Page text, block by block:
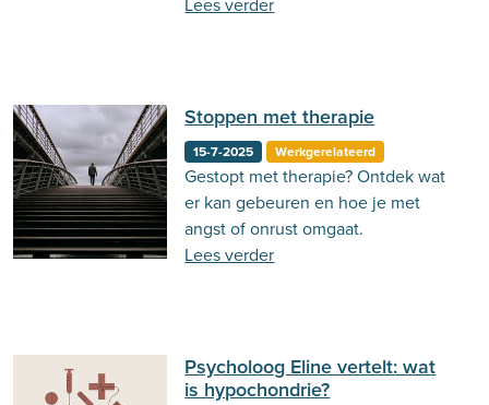
Stoppen met therapie
15-7-2025 Werkgerelateerd
Gestopt met therapie? Ontdek wat
er kan gebeuren en hoe je met
angst of onrust omgaat.
Lees verder
Psycholoog Eline vertelt: wat
is hypochondrie?